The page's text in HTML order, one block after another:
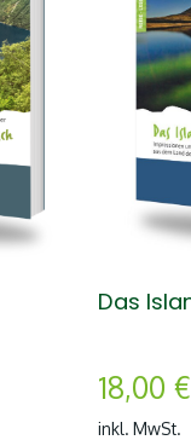
Das
18,00 €
inkl. MwSt.